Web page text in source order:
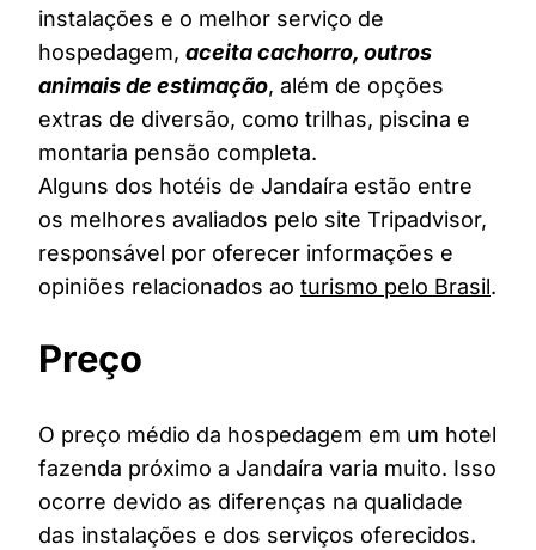
instalações e o melhor serviço de
hospedagem, aceita cachorro, outros
animais de estimação, além de opções
extras de diversão, como trilhas, piscina e
montaria pensão completa.
Alguns dos hotéis de Jandaíra estão entre
os melhores avaliados pelo site Tripadvisor,
responsável por oferecer informações e
opiniões relacionados ao turismo pelo Brasil.
Preço
O preço médio da hospedagem em um hotel
fazenda próximo a Jandaíra varia muito. Isso
ocorre devido as diferenças na qualidade
das instalações e dos serviços oferecidos.